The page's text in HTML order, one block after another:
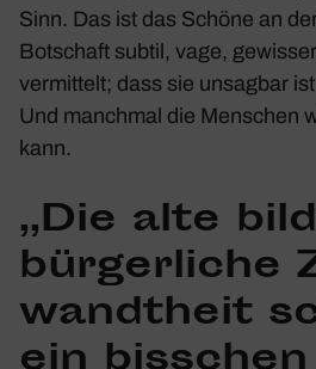
Sinn. Das ist das Schöne an
Botschaft subtil, vage,
vermit­telt; dass sie unsagbar
Und manchmal die Menschen
kann.
„Die alte
bür­ger­liche
wandt­heit